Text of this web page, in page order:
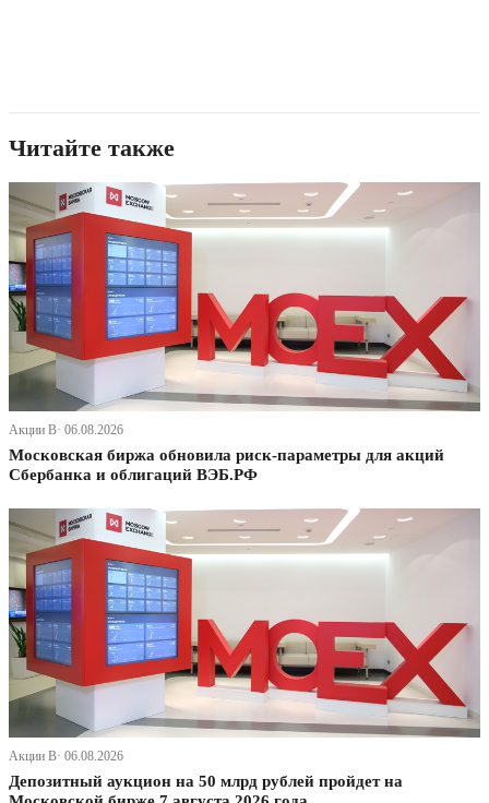
Читайте также
Акции В· 06.08.2026
Московская биржа обновила риск-параметры для акций
Сбербанка и облигаций ВЭБ.РФ
Акции В· 06.08.2026
Депозитный аукцион на 50 млрд рублей пройдет на